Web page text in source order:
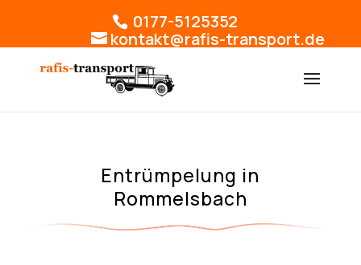
0177-5125352
kontakt@rafis-transport.de
Entrümpelung in
Rommelsbach